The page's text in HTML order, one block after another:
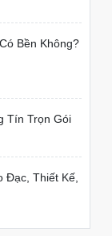
Bền Không?
Tín Trọn Gói
Đạc, Thiết Kế,